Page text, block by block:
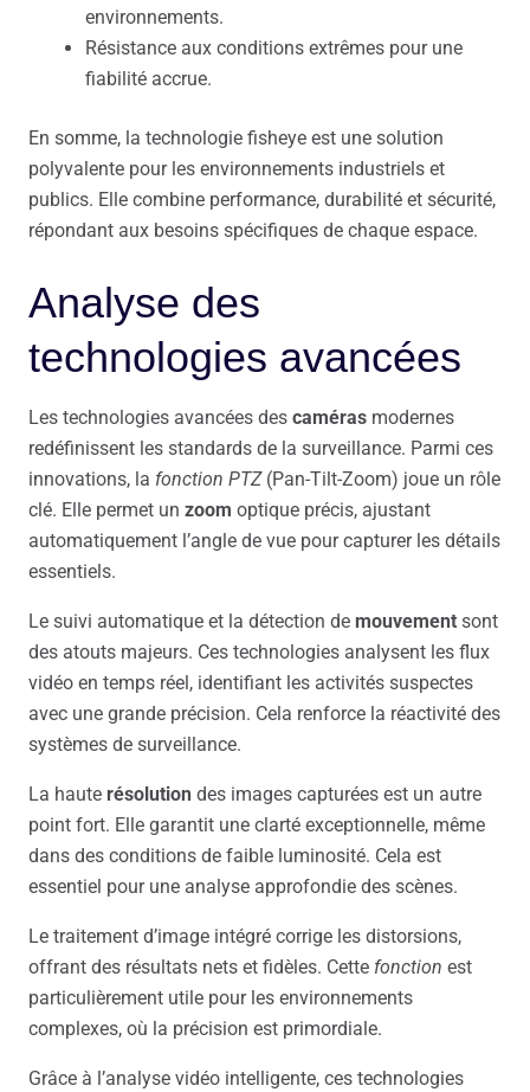
environnements.
Résistance aux conditions extrêmes pour une
fiabilité accrue.
En somme, la technologie fisheye est une solution
polyvalente pour les environnements industriels et
publics. Elle combine performance, durabilité et sécurité,
répondant aux besoins spécifiques de chaque espace.
Analyse des
technologies avancées
Les technologies avancées des caméras modernes
redéfinissent les standards de la surveillance. Parmi ces
innovations, la fonction PTZ(Pan-Tilt-Zoom) joue un rôle
clé. Elle permet un zoom optique précis, ajustant
automatiquement l’angle de vue pour capturer les détails
essentiels.
Le suivi automatique et la détection de mouvement sont
des atouts majeurs. Ces technologies analysent les flux
vidéo en temps réel, identifiant les activités suspectes
avec une grande précision. Cela renforce la réactivité des
systèmes de surveillance.
La haute résolution des images capturées est un autre
point fort. Elle garantit une clarté exceptionnelle, même
dans des conditions de faible luminosité. Cela est
essentiel pour une analyse approfondie des scènes.
Le traitement d’image intégré corrige les distorsions,
offrant des résultats nets et fidèles. Cette fonction est
particulièrement utile pour les environnements
complexes, où la précision est primordiale.
Grâce à l’analyse vidéo intelligente, ces technologies